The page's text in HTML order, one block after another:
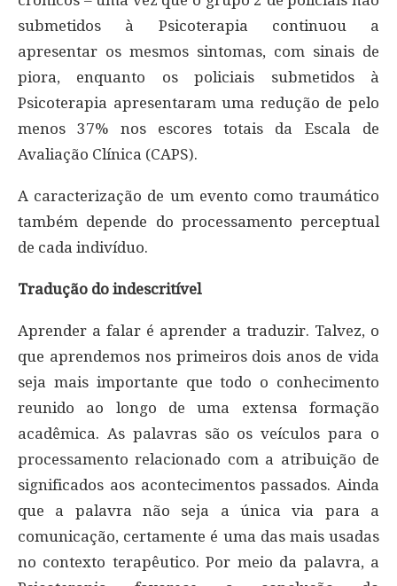
submetidos à Psicoterapia continuou a
apresentar os mesmos sintomas, com sinais de
piora, enquanto os policiais submetidos à
Psicoterapia apresentaram uma redução de pelo
menos 37% nos escores totais da Escala de
Avaliação Clínica (CAPS).
A caracterização de um evento como traumático
também depende do processamento perceptual
de cada indivíduo.
Tradução do indescritível
Aprender a falar é aprender a traduzir. Talvez, o
que aprendemos nos primeiros dois anos de vida
seja mais importante que todo o conhecimento
reunido ao longo de uma extensa formação
acadêmica. As palavras são os veículos para o
processamento relacionado com a atribuição de
significados aos acontecimentos passados. Ainda
que a palavra não seja a única via para a
comunicação, certamente é uma das mais usadas
no contexto terapêutico. Por meio da palavra, a